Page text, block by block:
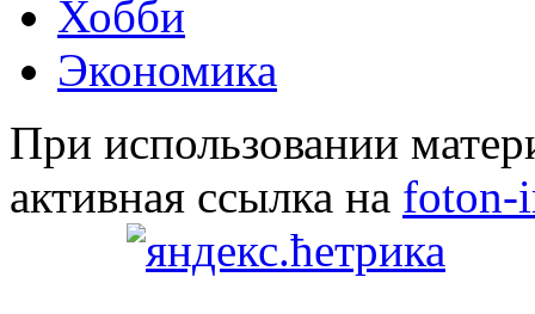
Хобби
Экономика
При использовании
активная ссылка на foton-